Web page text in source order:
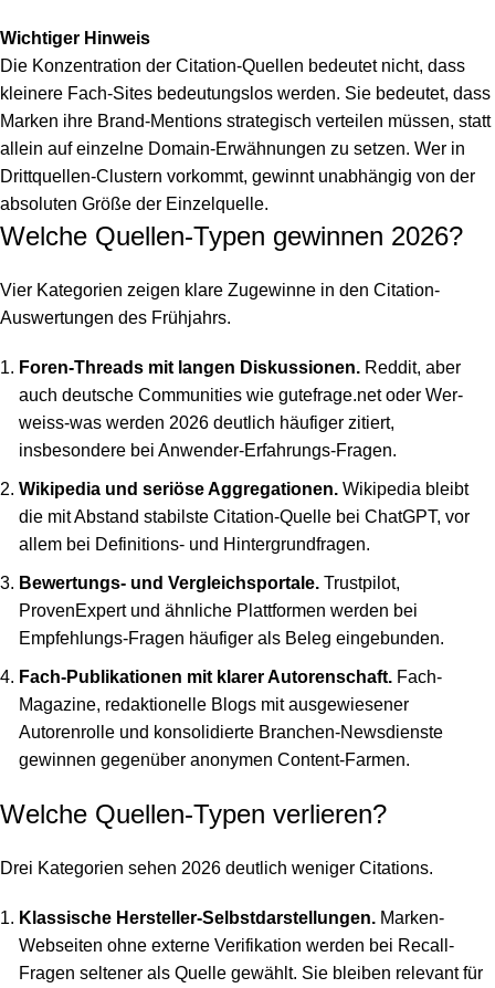
Wichtiger Hinweis
Die Konzentration der Citation-Quellen bedeutet nicht, dass
kleinere Fach-Sites bedeutungslos werden. Sie bedeutet, dass
Marken ihre Brand-Mentions strategisch verteilen müssen, statt
allein auf einzelne Domain-Erwähnungen zu setzen. Wer in
Drittquellen-Clustern vorkommt, gewinnt unabhängig von der
absoluten Größe der Einzelquelle.
Welche Quellen-Typen gewinnen 2026?
Vier Kategorien zeigen klare Zugewinne in den Citation-
Auswertungen des Frühjahrs.
Foren-Threads mit langen Diskussionen. Reddit, aber
auch deutsche Communities wie gutefrage.net oder Wer-
weiss-was werden 2026 deutlich häufiger zitiert,
insbesondere bei Anwender-Erfahrungs-Fragen.
Wikipedia und seriöse Aggregationen. Wikipedia bleibt
die mit Abstand stabilste Citation-Quelle bei ChatGPT, vor
allem bei Definitions- und Hintergrundfragen.
Bewertungs- und Vergleichsportale. Trustpilot,
ProvenExpert und ähnliche Plattformen werden bei
Empfehlungs-Fragen häufiger als Beleg eingebunden.
Fach-Publikationen mit klarer Autorenschaft. Fach-
Magazine, redaktionelle Blogs mit ausgewiesener
Autorenrolle und konsolidierte Branchen-Newsdienste
gewinnen gegenüber anonymen Content-Farmen.
Welche Quellen-Typen verlieren?
Drei Kategorien sehen 2026 deutlich weniger Citations.
Klassische Hersteller-Selbstdarstellungen. Marken-
Webseiten ohne externe Verifikation werden bei Recall-
Fragen seltener als Quelle gewählt. Sie bleiben relevant für